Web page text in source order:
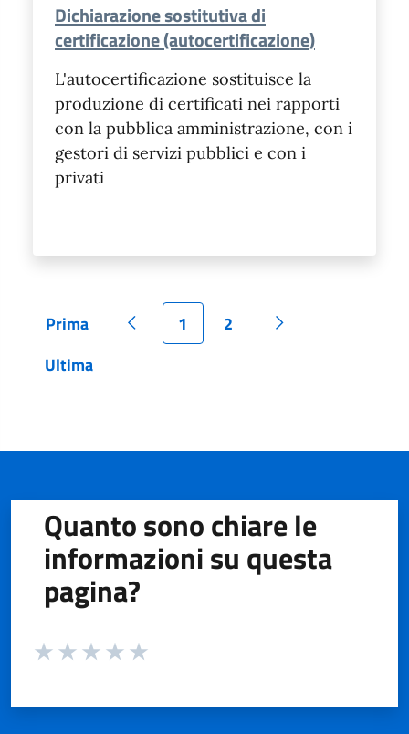
Dichiarazione sostitutiva di
certificazione (autocertificazione)
L'autocertificazione sostituisce la
produzione di certificati nei rapporti
con la pubblica amministrazione, con i
gestori di servizi pubblici e con i
privati
Pagina
Prima Pagina precedente
Pagina
1 Pagina
2
Pagina successiva
Pagina
Ultima
Quanto sono chiare le
informazioni su questa
pagina?
Valuta da 1 a 5 stelle la pagina